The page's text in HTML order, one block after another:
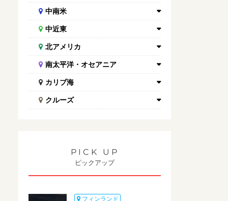
中南米
中近東
北アメリカ
南太平洋・オセアニア
カリブ海
クルーズ
PICK UP
ピックアップ
フィンランド